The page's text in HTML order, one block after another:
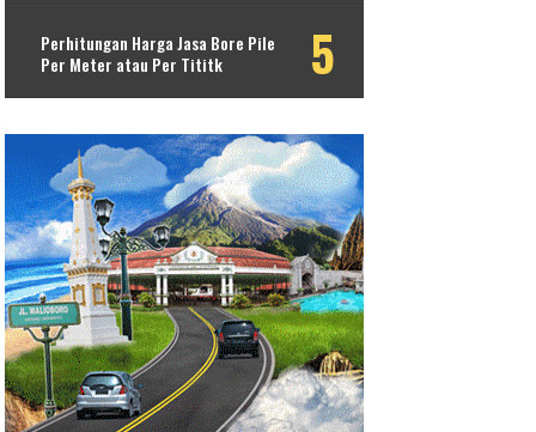
Perhitungan Harga Jasa Bore Pile
Per Meter atau Per Tititk